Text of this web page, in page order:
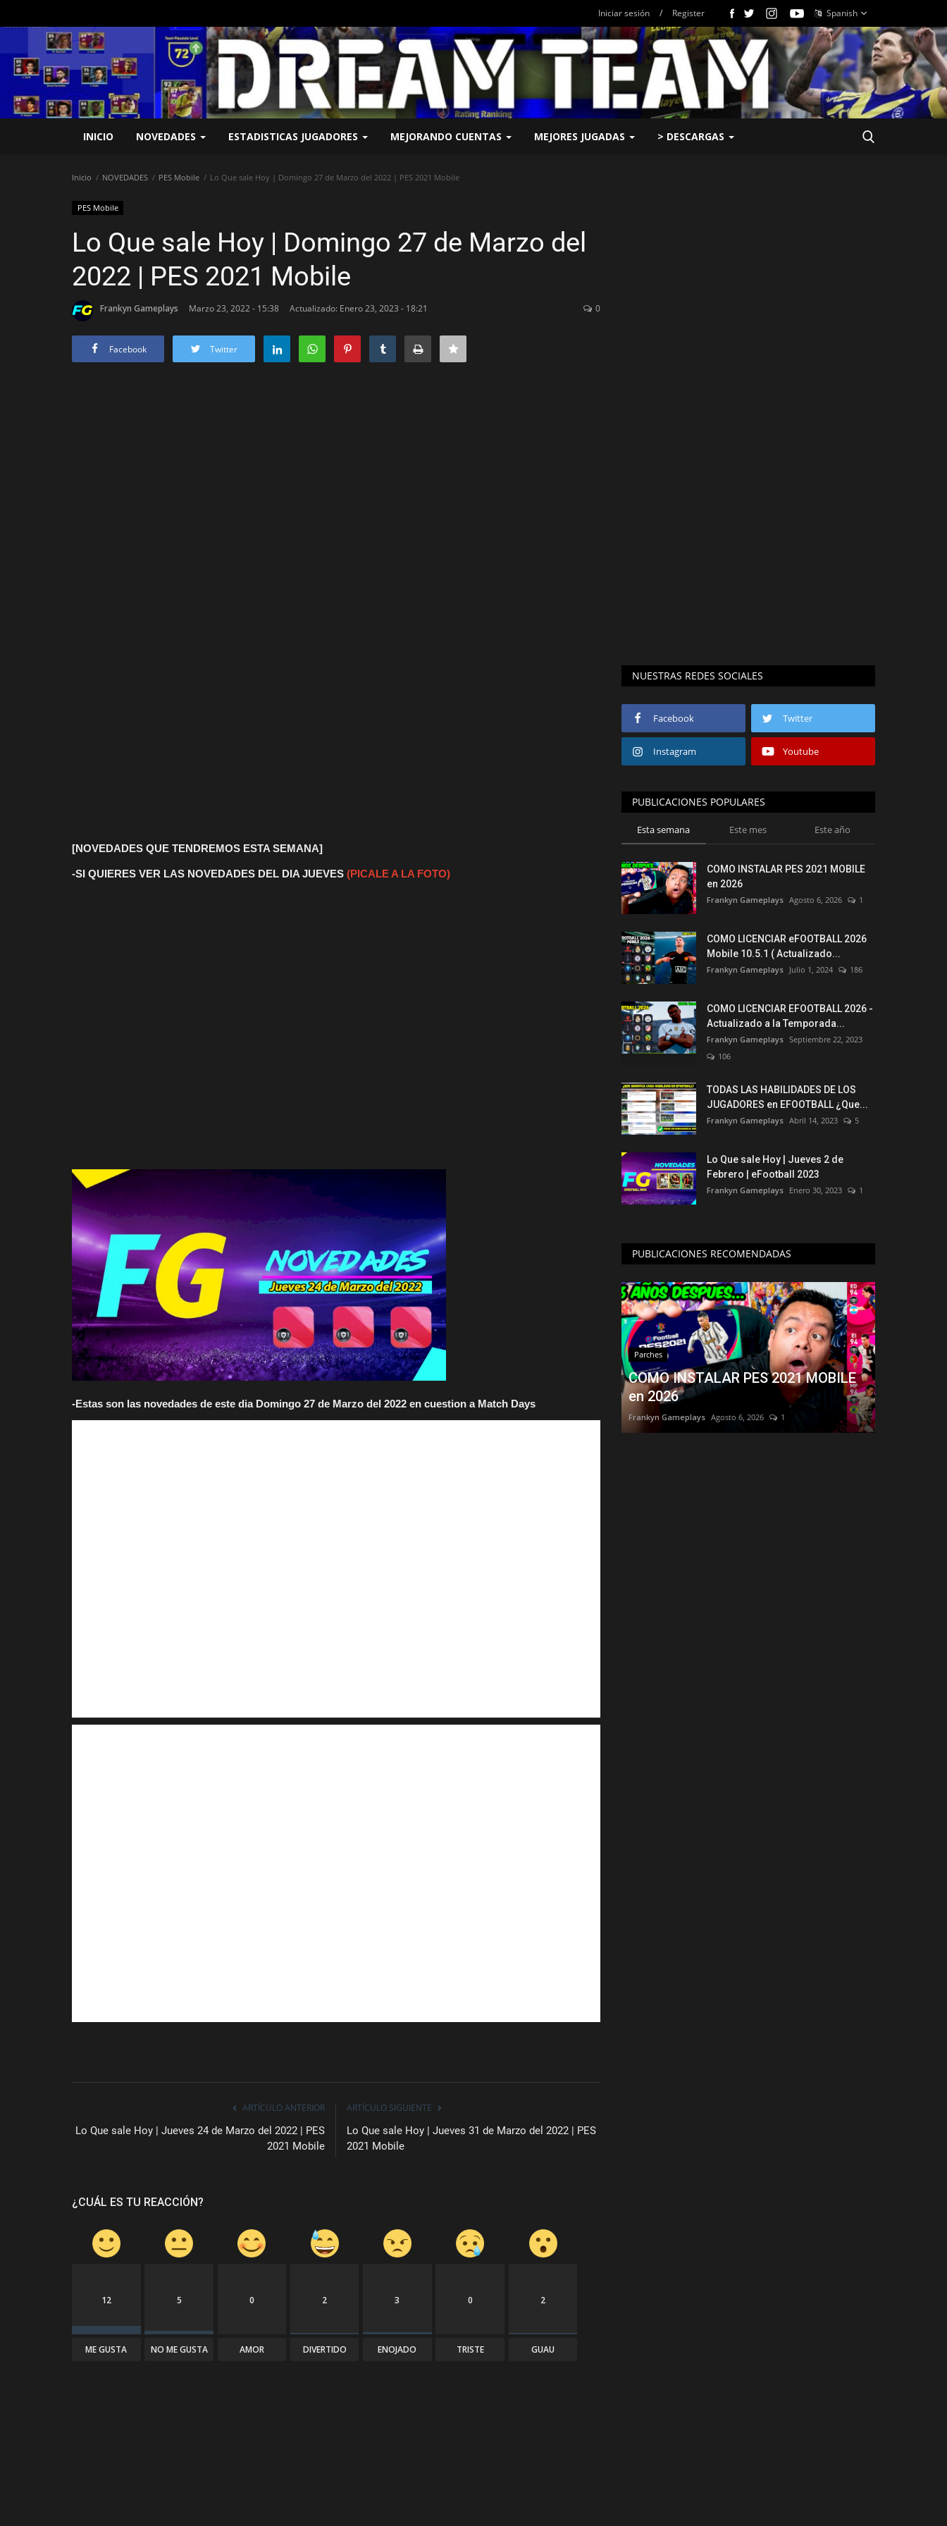
Iniciar sesión / Register Spanish
INICIO NOVEDADES ESTADISTICAS JUGADORES MEJORANDO CUENTAS MEJORES JUGADAS > DESCARGAS
Inicio NOVEDADES PES Mobile Lo Que sale Hoy | Domingo 27 de Marzo del 2022 | PES 2021 Mobile
PES Mobile
Lo Que sale Hoy | Domingo 27 de Marzo del
2022 | PES 2021 Mobile
Frankyn Gameplays Marzo 23, 2022 - 15:38 Actualizado: Enero 23, 2023 - 18:21 0
Facebook Twitter
[NOVEDADES QUE TENDREMOS ESTA SEMANA]
-SI QUIERES VER LAS NOVEDADES DEL DIA JUEVES (PICALE A LA FOTO)
-Estas son las novedades de este dia Domingo 27 de Marzo del 2022 en cuestion a Match Days
ARTÍCULO ANTERIOR
Lo Que sale Hoy | Jueves 24 de Marzo del 2022 | PES
2021 Mobile
ARTÍCULO SIGUIENTE
Lo Que sale Hoy | Jueves 31 de Marzo del 2022 | PES
2021 Mobile
¿CUÁL ES TU REACCIÓN?
12
ME GUSTA
5
NO ME GUSTA
0
AMOR
2
DIVERTIDO
3
ENOJADO
0
TRISTE
2
GUAU
NUESTRAS REDES SOCIALES
Facebook Twitter
Instagram Youtube
PUBLICACIONES POPULARES
Esta semana Este mes Este año
COMO INSTALAR PES 2021 MOBILE
en 2026
Frankyn Gameplays Agosto 6, 2026 1
COMO LICENCIAR eFOOTBALL 2026
Mobile 10.5.1 ( Actualizado...
Frankyn Gameplays Julio 1, 2024 186
COMO LICENCIAR EFOOTBALL 2026 -
Actualizado a la Temporada...
Frankyn Gameplays Septiembre 22, 2023
106
TODAS LAS HABILIDADES DE LOS
JUGADORES en EFOOTBALL ¿Que...
Frankyn Gameplays Abril 14, 2023 5
Lo Que sale Hoy | Jueves 2 de
Febrero | eFootball 2023
Frankyn Gameplays Enero 30, 2023 1
PUBLICACIONES RECOMENDADAS
Parches
COMO INSTALAR PES 2021 MOBILE
en 2026
Frankyn Gameplays Agosto 6, 2026 1